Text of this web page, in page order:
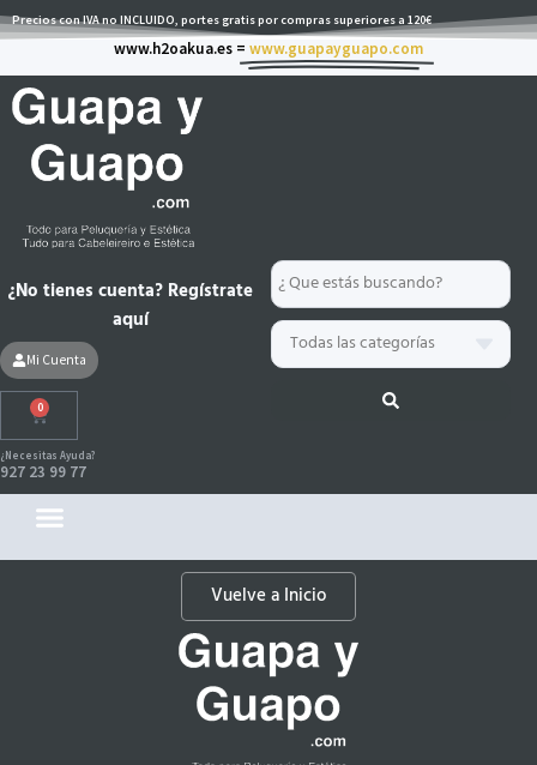
Ir
al
contenido
Precios con IVA no INCLUIDO, portes gratis por compras superiores a 120€
www.h2oakua.es = www.guapayguapo.com
Search
...
¿No tienes cuenta? Regístrate
aquí
Mi Cuenta
0
Carrito
¿Necesitas Ayuda?
927 23 99 77
Vuelve a Inicio